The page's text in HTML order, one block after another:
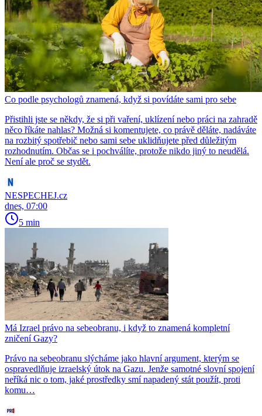
Co podle psychologů znamená, když si povídáte sami pro sebe
Přistihli jste se někdy, že si při vaření, uklízení nebo práci na zahradě
něco říkáte nahlas? Možná si komentujete, co právě děláte, nadáváte
na rozbitý spotřebič nebo sami sebe uklidňujete před důležitým
rozhodnutím. Občas se i pochválíte, protože nikdo jiný to neudělá.
Není ale proč se stydět.
NESPECHEJ.cz
dnes, 07:00
5 min
Má Izrael právo na sebeobranu, i když to znamená kompletní
zničení Gazy?
Právo na sebeobranu slýcháme jako hlavní argument, kterým se
ospravedlňuje izraelský útok na Gazu. Jenže samotné slovní spojení
neříká nic o tom, jaké prostředky smí napadený stát použít, proti
komu…